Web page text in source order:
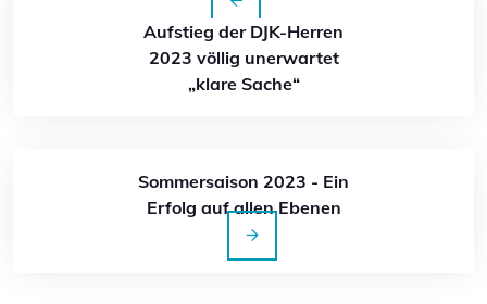
Aufstieg der DJK-Herren
2023 völlig unerwartet
„klare Sache“
Sommersaison 2023 - Ein
Erfolg auf allen Ebenen